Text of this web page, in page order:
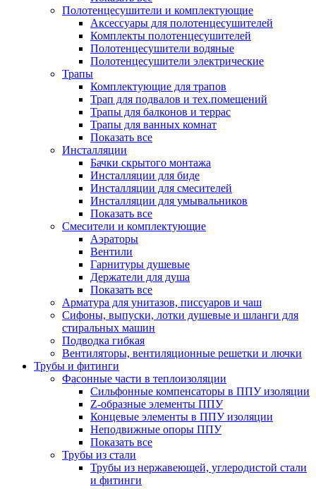
Полотенцесушители и комплектующие
Аксессуары для полотенцесушителей
Комплекты полотенцесушителей
Полотенцесушители водяные
Полотенцесушители электрические
Трапы
Комплектующие для трапов
Трап для подвалов и тех.помещений
Трапы для балконов и террас
Трапы для ванных комнат
Показать все
Инсталляции
Бачки скрытого монтажа
Инсталляции для биде
Инсталляции для смесителей
Инсталляции для умывальников
Показать все
Смесители и комплектующие
Аэраторы
Вентили
Гарнитуры душевые
Держатели для душа
Показать все
Арматура для унитазов, писсуаров и чаш
Сифоны, выпуски, лотки душевые и шланги для
стиральных машин
Подводка гибкая
Вентиляторы, вентиляционные решетки и лючки
Трубы и фитинги
Фасонные части в теплоизоляции
Cильфонные компенсаторы в ППУ изоляции
Z-образные элементы ППУ
Концевые элементы в ППУ изоляции
Неподвижные опоры ППУ
Показать все
Трубы из стали
Трубы из нержавеющей, углеродистой стали
и фитинги